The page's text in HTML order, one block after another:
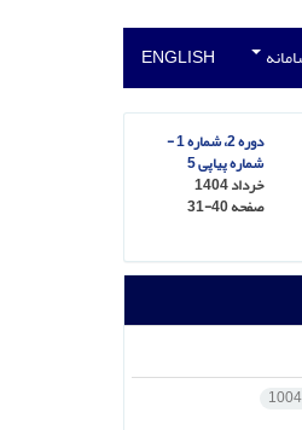
ENGLISH
دوره 2، شماره 1 -
شماره پیاپی 5
خرداد 1404
صفحه31-40